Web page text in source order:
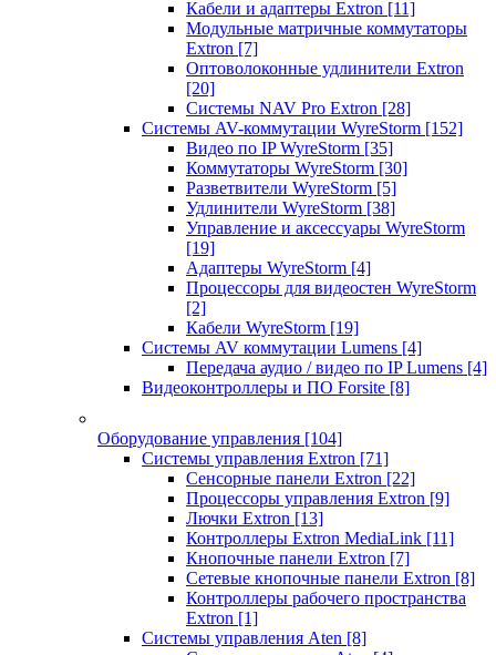
Кабели и адаптеры Extron [11]
Модульные матричные коммутаторы
Extron [7]
Оптоволоконные удлинители Extron
[20]
Системы NAV Pro Extron [28]
Системы AV-коммутации WyreStorm [152]
Видео по IP WyreStorm [35]
Коммутаторы WyreStorm [30]
Разветвители WyreStorm [5]
Удлинители WyreStorm [38]
Управление и аксессуары WyreStorm
[19]
Адаптеры WyreStorm [4]
Процессоры для видеостен WyreStorm
[2]
Кабели WyreStorm [19]
Системы AV коммутации Lumens [4]
Передача аудио / видео по IP Lumens [4]
Видеоконтроллеры и ПО Forsite [8]
Оборудование управления [104]
Системы управления Extron [71]
Сенсорные панели Extron [22]
Процессоры управления Extron [9]
Лючки Extron [13]
Контроллеры Extron MediaLink [11]
Кнопочные панели Extron [7]
Сетевые кнопочные панели Extron [8]
Контроллеры рабочего пространства
Extron [1]
Системы управления Aten [8]